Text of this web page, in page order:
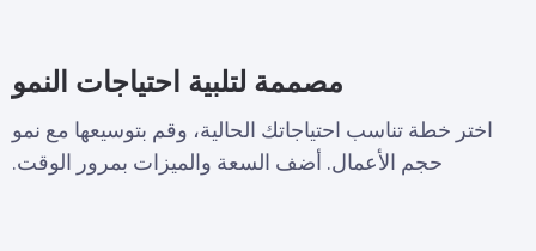
مصممة لتلبية احتياجات النمو
اختر خطة تناسب احتياجاتك الحالية، وقم بتوسيعها مع نمو
حجم الأعمال. أضف السعة والميزات بمرور الوقت.